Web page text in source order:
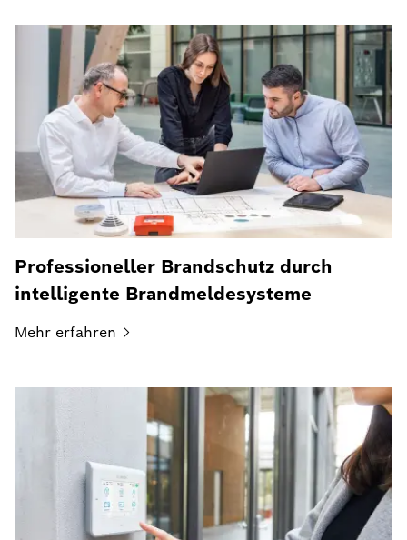
Professioneller Brandschutz durch
intelligente Brandmeldesysteme
Mehr erfahren